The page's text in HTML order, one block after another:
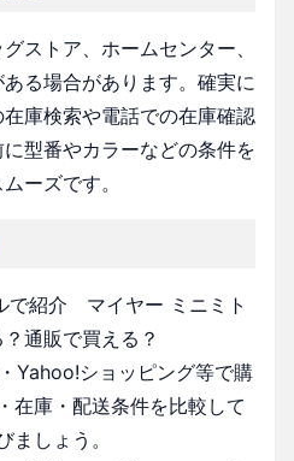
ストア、ホームセンター、
る場合があります。確実に
庫検索や電話での在庫確認
型番やカラーなどの条件を
ーズです。
で紹介 マイヤー ミニミト
通販で買える？
Yahoo!ショッピング等で購
在庫・配送条件を比較して
ましょう。